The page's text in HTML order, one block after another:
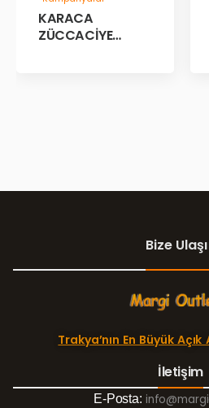
KARACA
ZÜCCACİYE
Bize
Trakya’nın En Büyük
İletişim
E-Posta: